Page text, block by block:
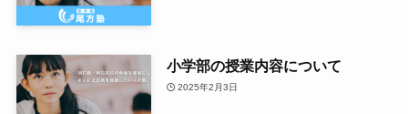
小学部の授業内容について
2025年2月3日